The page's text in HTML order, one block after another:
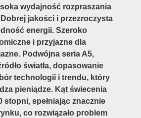
wydajność rozpraszania
Dobrej jakości i przezroczysta
energii. Szeroko
i przyjazne dla
Podwójna seria A5,
światła, dopasowanie
technologii i trendu, który
pieniądze. Kąt świecenia
stopni, spełniając znacznie
co rozwiązało problem